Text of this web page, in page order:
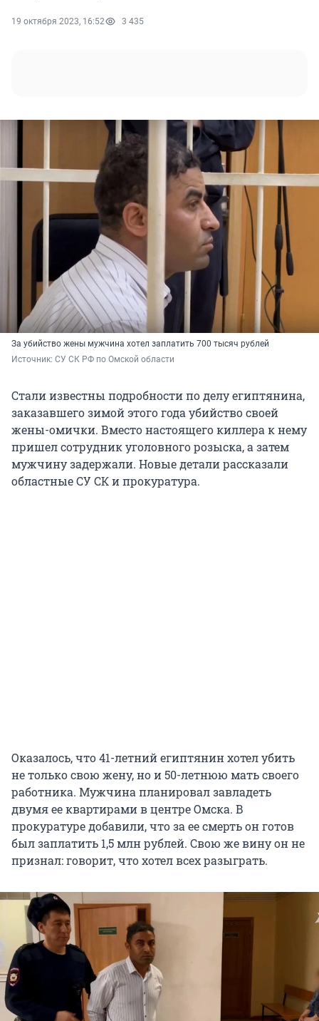
19 октября 2023, 16:52 3 435
За убийство жены мужчина хотел заплатить 700 тысяч рублей
Источник: СУ СК РФ по Омской области
Стали известны подробности по делу египтянина,
заказавшего зимой этого года убийство своей
жены-омички. Вместо настоящего киллера к нему
пришел сотрудник уголовного розыска, а затем
мужчину задержали. Новые детали рассказали
областные СУ СК и прокуратура.
Оказалось, что 41-летний египтянин хотел убить
не только свою жену, но и 50-летнюю мать своего
работника. Мужчина планировал завладеть
двумя ее квартирами в центре Омска. В
прокуратуре добавили, что за ее смерть он готов
был заплатить 1,5 млн рублей. Свою же вину он не
признал: говорит, что хотел всех разыграть.